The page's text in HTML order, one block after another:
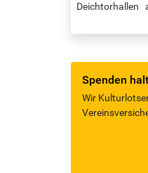
Deichtorhallen
durch ihre
man am…
Spenden
Wir